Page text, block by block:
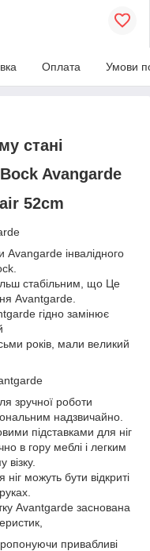
Оплата Умови
стані
Avangarde
52cm
Avangarde інвалідного
стабільним, що Це
Avantgarde.
гідно замінює
років, мали великий
зручної роботи
надзвичайно.
підставками для ніг
в гору меблі і легким
візку.
можуть бути відкриті
Avantgarde заснована
привабливі